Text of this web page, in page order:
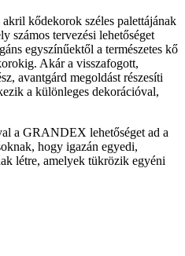
kődekorok széles palettájának
számos tervezési lehetőséget
egyszínűektől a természetes kő
Akár a visszafogott,
avantgárd megoldást részesíti
a különleges dekorációval,
a GRANDEX lehetőséget ad a
hogy igazán egyedi,
létre, amelyek tükrözik egyéni